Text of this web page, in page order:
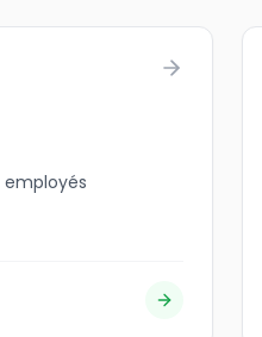
employés